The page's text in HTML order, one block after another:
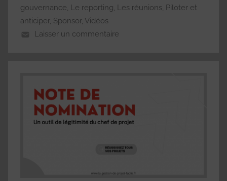
gouvernance, Le reporting, Les réunions, Piloter et
anticiper, Sponsor, Vidéos
Laisser un commentaire